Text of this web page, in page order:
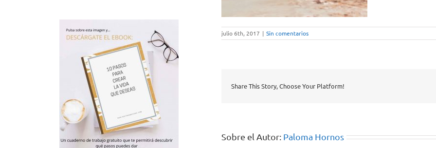
julio 6th, 2017 | Sin comentarios
Share This Story, Choose Your Platform!
Sobre el Autor: Paloma Hornos